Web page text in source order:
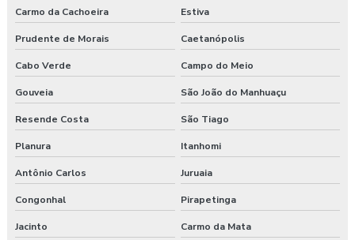
Carmo da Cachoeira Estiva
Prudente de Morais Caetanópolis
Cabo Verde Campo do Meio
Gouveia São João do Manhuaçu
Resende Costa São Tiago
Planura Itanhomi
Antônio Carlos Juruaia
Congonhal Pirapetinga
Jacinto Carmo da Mata